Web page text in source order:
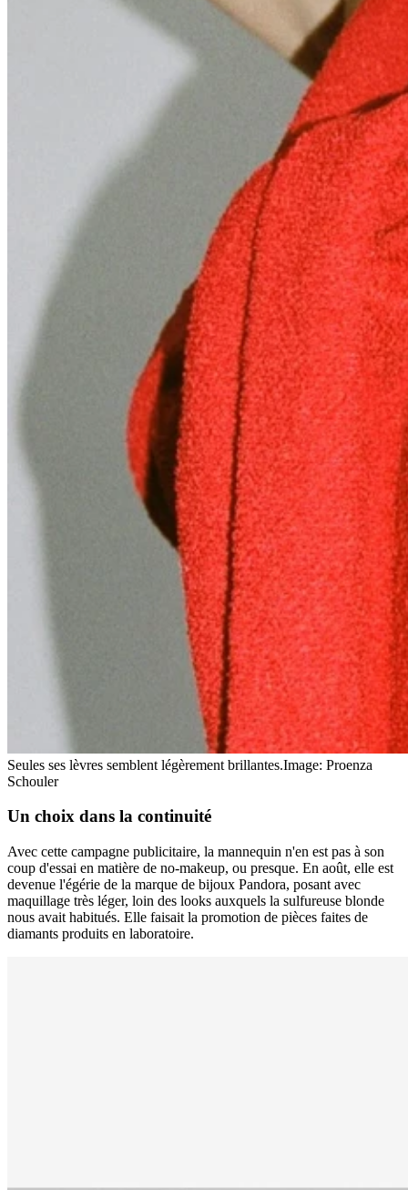
Seules ses lèvres semblent légèrement brillantes.Image: Proenza
Schouler
Un choix dans la continuité
Avec cette campagne publicitaire, la mannequin n'en est pas à son
coup d'essai en matière de no-makeup, ou presque. En août, elle est
devenue l'égérie de la marque de bijoux Pandora, posant avec
maquillage très léger, loin des looks auxquels la sulfureuse blonde
nous avait habitués. Elle faisait la promotion de pièces faites de
diamants produits en laboratoire.